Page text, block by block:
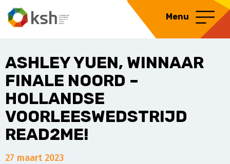
Menu
ASHLEY YUEN, WINNAAR
FINALE NOORD –
HOLLANDSE
VOORLEESWEDSTRIJD
READ2ME!
27 maart 2023